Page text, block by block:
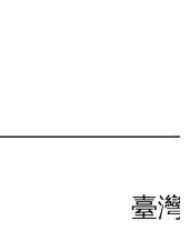
臺